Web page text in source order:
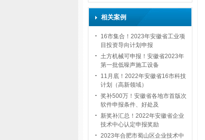
相关案例
16市集合！2023年安徽省工业项
目投资导向计划申报
土方机械可申报！安徽省2023年
第一批低噪声施工设备
11月底！2022年安徽省16市科技
计划（高新领域）
奖补500万！安徽省各地市首版次
软件申报条件、好处及
新奖补汇总！2022年安徽省企业
技术中心认定申报奖励
2023年合肥市蜀山区企业技术中